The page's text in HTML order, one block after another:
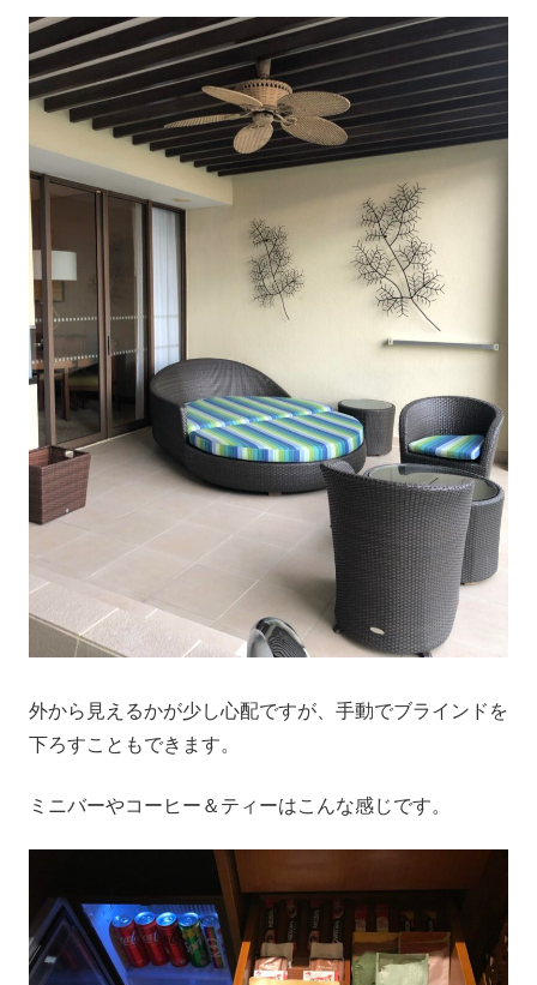
外から見えるかが少し心配ですが、手動でブラインドを
下ろすこともできます。
ミニバーやコーヒー＆ティーはこんな感じです。